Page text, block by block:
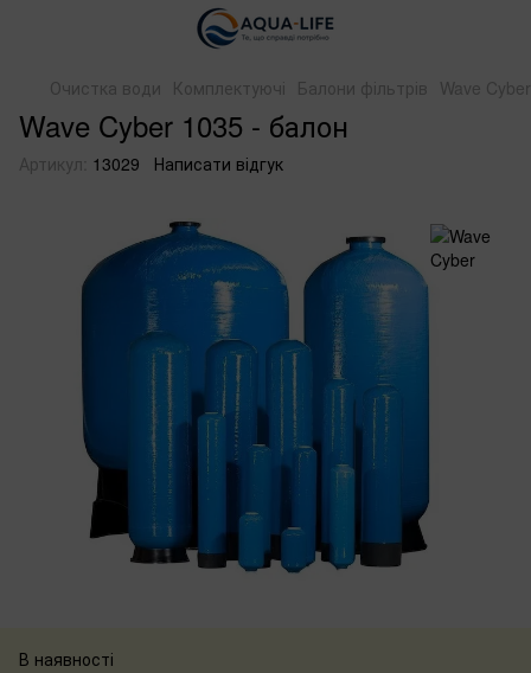
Очистка води Комплектуючі Балони фільтрів Wave
Wave Cyber ​​1035 - балон
Артикул: 13029 Написати відгук
В наявності